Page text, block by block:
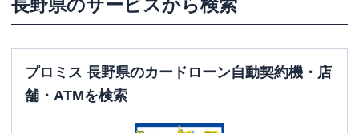
長野県のサービスから検索
プロミス 長野県のカードローン自動契約機・店
舗・ATMを検索